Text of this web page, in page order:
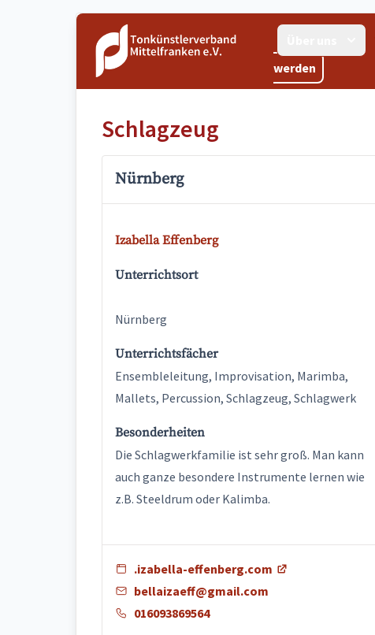
werden
Schlagzeug
Nürnberg
Izabella Effenberg
Unterrichtsort
Nürnberg
Unterrichtsfächer
Ensembleleitung, Improvisation, Marimba,
Mallets, Percussion, Schlagzeug, Schlagwerk
Besonderheiten
Die Schlagwerkfamilie ist sehr groß. Man kann
auch ganze besondere Instrumente lernen wie
z.B. Steeldrum oder Kalimba.
.izabella-effenberg.com
bellaizaeff@gmail.com
016093869564